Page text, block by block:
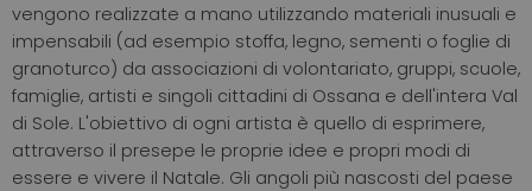
vengono realizzate a mano utilizzando materiali inusuali e
impensabili (ad esempio stoffa, legno, sementi o foglie di
granoturco) da associazioni di volontariato, gruppi, scuole,
famiglie, artisti e singoli cittadini di Ossana e dell'intera Val
di Sole. L'obiettivo di ogni artista è quello di esprimere,
attraverso il presepe le proprie idee e propri modi di
essere e vivere il Natale. Gli angoli più nascosti del paese